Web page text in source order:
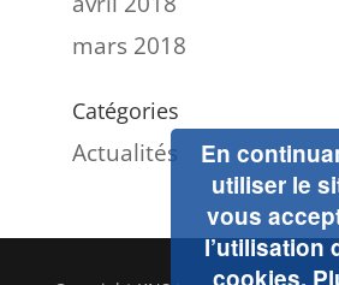
mars 2018
Catégories
Actualités
En
utiliser le
vous
l’utilisation
cookies.